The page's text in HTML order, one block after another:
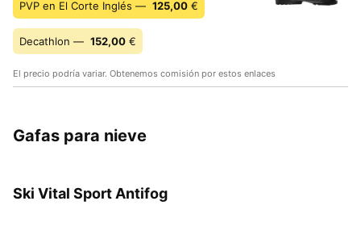
PVP en El Corte Inglés — 125,00 €
Decathlon — 152,00 €
El precio podría variar. Obtenemos comisión por estos enlaces
Gafas para nieve
Ski Vital Sport Antifog